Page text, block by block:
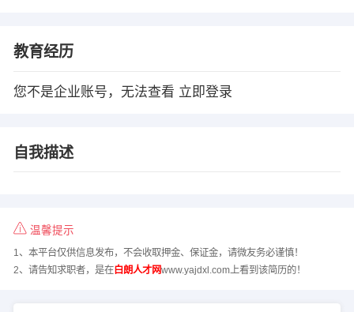
教育经历
您不是企业账号，无法查看 立即登录
自我描述
温馨提示
1、本平台仅供信息发布，不会收取押金、保证金，请微友务必谨慎！
2、请告知求职者，是在白朗人才网www.yajdxl.com上看到该简历的！